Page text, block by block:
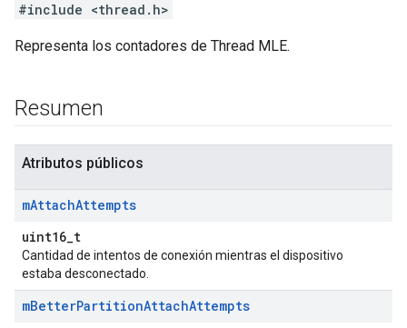
#include <thread.h>
Representa los contadores de Thread MLE.
Resumen
Atributos públicos
mAttachAttempts
uint16_t
Cantidad de intentos de conexión mientras el dispositivo
estaba desconectado.
mBetterPartitionAttachAttempts